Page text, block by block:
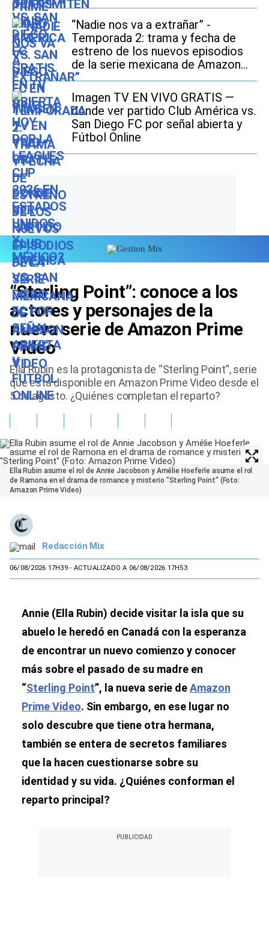
“Nadie nos va a extrañar” -
Temporada 2: trama y fecha de
estreno de los nuevos episodios
de la serie mexicana de Amazon
Prime Video
Imagen TV EN VIVO GRATIS —
dónde ver partido Club América vs.
San Diego FC por señal abierta y
Fútbol Online